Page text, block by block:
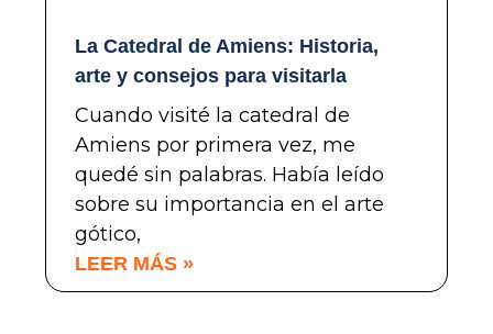
La Catedral de Amiens: Historia,
arte y consejos para visitarla
Cuando visité la catedral de
Amiens por primera vez, me
quedé sin palabras. Había leído
sobre su importancia en el arte
gótico,
LEER MÁS »